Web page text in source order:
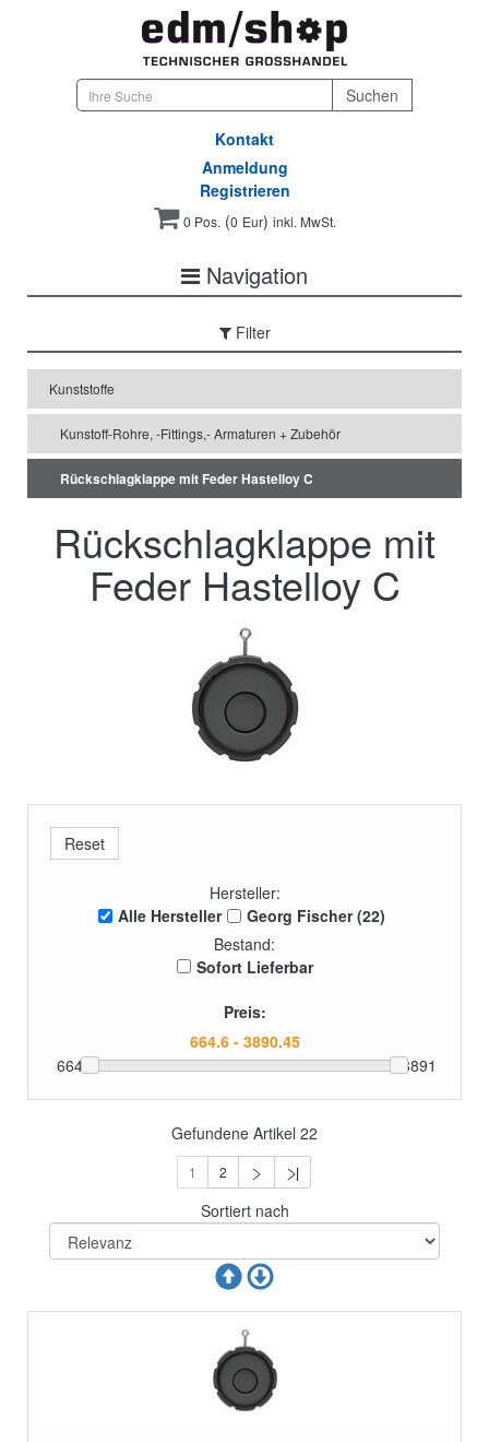
Kontakt
Anmeldung
Registrieren
0 Pos.(0 Eur) inkl. MwSt.
Navigation
Filter
Kunststoffe
Kunstoff-Rohre, -Fittings,- Armaturen + Zubehör
Rückschlagklappe mit Feder Hastelloy C
Rückschlagklappe mit
Feder Hastelloy C
Hersteller:
Alle Hersteller
Georg Fischer (22)
Bestand:
Sofort Lieferbar
Preis:
664 3891
Gefundene Artikel 22
1 2
Sortiert nach